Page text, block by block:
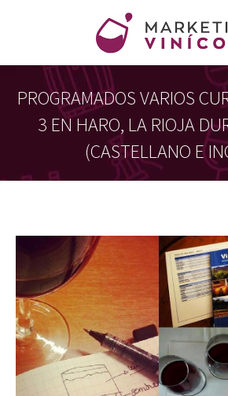
PROGRAMADOS VARIOS
3 EN HARO, LA RIOJA
(CASTELLANO E
Estás aquí: